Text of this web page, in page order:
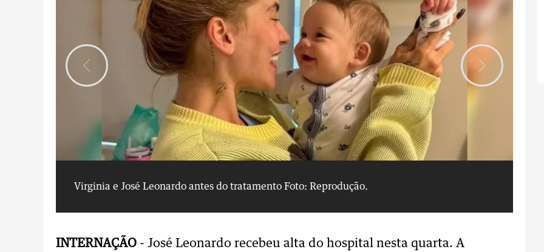
Virginia e José Leonardo antes do tratamento Foto: Reprodução.
INTERNAÇÃO - José Leonardo recebeu alta do hospital nesta quarta. A